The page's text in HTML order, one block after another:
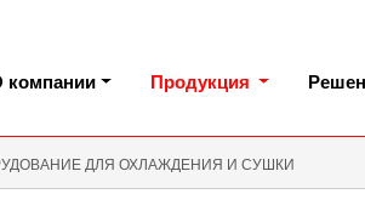
компании Продукция
ДЛЯ ОХЛАЖДЕНИЯ И СУШКИ